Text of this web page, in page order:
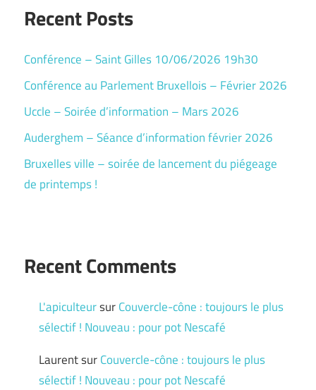
Recent Posts
Conférence – Saint Gilles 10/06/2026 19h30
Conférence au Parlement Bruxellois – Février 2026
Uccle – Soirée d’information – Mars 2026
Auderghem – Séance d’information février 2026
Bruxelles ville – soirée de lancement du piégeage
de printemps !
Recent Comments
L'apiculteursurCouvercle-cône : toujours le plus
sélectif ! Nouveau : pour pot Nescafé
LaurentsurCouvercle-cône : toujours le plus
sélectif ! Nouveau : pour pot Nescafé